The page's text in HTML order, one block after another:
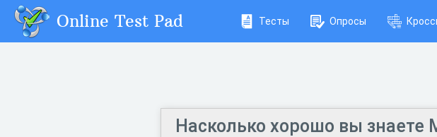
Online Test Pad Тесты Опросы
Насколько хорошо вы знаете